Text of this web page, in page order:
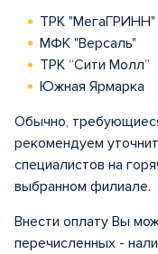
ТРК "МегаГРИНН"
МФК "Версаль"
ТРК “Сити Молл”
Южная Ярмарка
Обычно,
рекомендуем
специалистов на
выбранном филиале.
Внести оплату Вы
перечисленных -